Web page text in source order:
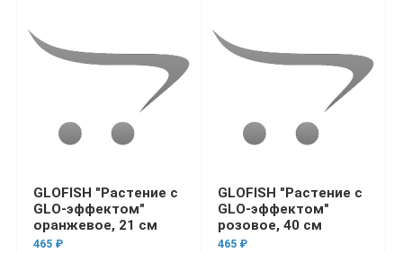
GLOFISH "Растение с
GLO-эффектом"
оранжевое, 21 см
465 ₽
GLOFISH "Растение с
GLO-эффектом"
розовое, 40 см
465 ₽